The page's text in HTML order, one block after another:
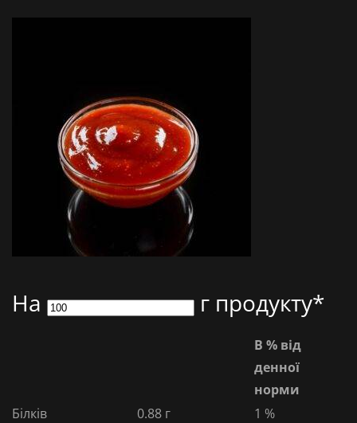
На г продукту*
В % від
денної
норми
Білків
0.88 г
1 %